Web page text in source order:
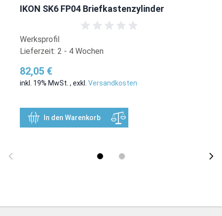
IKON SK6 FP04 Briefkastenzylinder
Werksprofil
Lieferzeit: 2 - 4 Wochen
82,05 €
inkl. 19% MwSt. , exkl. Versandkosten
In den Warenkorb